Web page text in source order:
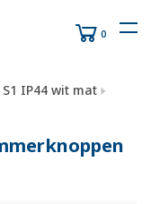
0
S1 IP44 wit mat